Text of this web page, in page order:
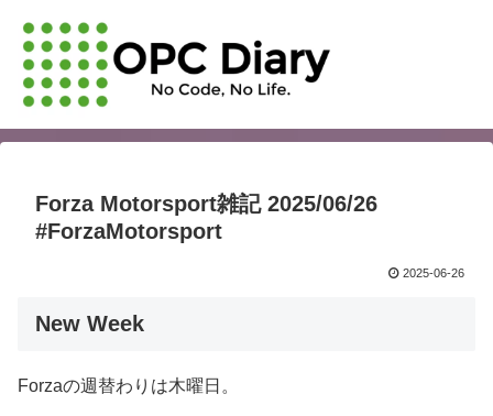
Forza Motorsport雑記 2025/06/26
#ForzaMotorsport
2025-06-26
New Week
Forzaの週替わりは木曜日。